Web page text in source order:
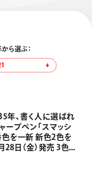
ら選ぶ：
年、書く人に選ばれ
ープペン「スマッシ
色を一新 新色2色を
28日（金）発売 3色展